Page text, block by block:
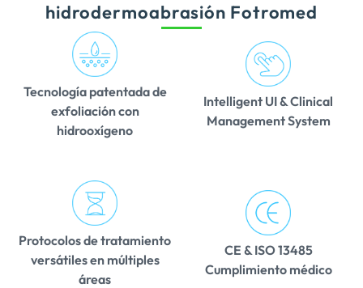
hidrodermoabrasión Fotromed
Tecnología patentada de
exfoliación con
hidrooxígeno
Intelligent UI & Clinical
Management System
Protocolos de tratamiento
versátiles en múltiples
áreas
CE & ISO13485
Cumplimiento médico